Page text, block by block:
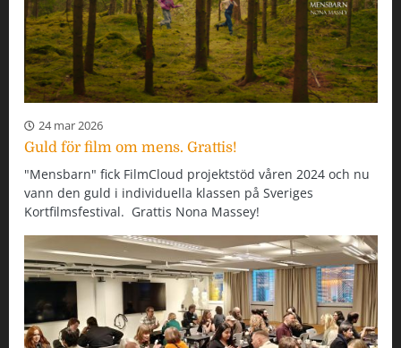
24 mar 2026
Guld för film om mens. Grattis!
"Mensbarn" fick FilmCloud projektstöd våren 2024 och nu
vann den guld i individuella klassen på Sveriges
Kortfilmsfestival. Grattis Nona Massey!